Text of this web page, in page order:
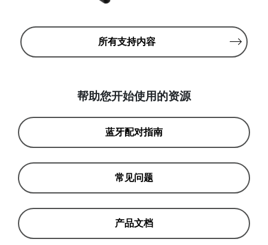
所有支持内容
帮助您开始使用的资源
蓝牙配对指南
常见问题
产品文档